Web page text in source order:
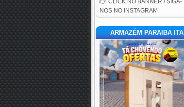
👉 CLICK NO BANNER / SIGA-
NOS NO INSTAGRAM
ARMAZÉM PARAIBA ITA